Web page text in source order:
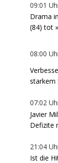
09:01
Drama
(84) tot »
08:00
starkem
07:02
Javier
Defizite
21:04
Ist die